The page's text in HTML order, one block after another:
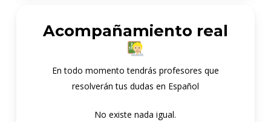
Acompañamiento real
En todo momento tendrás profesores que
resolverán tus dudas en Español
No existe nada igual.